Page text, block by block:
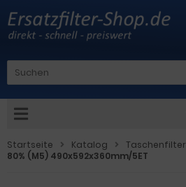
Startseite Katalog Taschenfilter
80% (M5) 490x592x360mm/5ET